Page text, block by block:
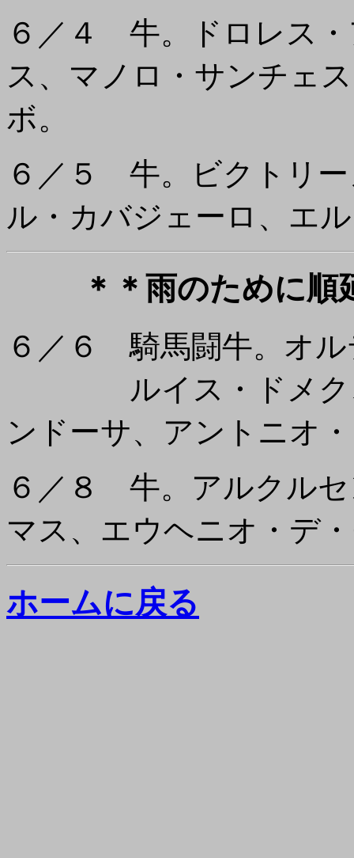
６／４ 牛。ドロレス
ス、マノロ・サンチェ
ボ。
６／５ 牛。ビクトリ
ル・カバジェーロ、エ
＊＊雨のために
６／６ 騎馬闘牛。オ
ルイス・ドメク、
ンドーサ、アントニオ
６／８ 牛。アルクル
マス、エウヘニオ・デ
ホームに戻る